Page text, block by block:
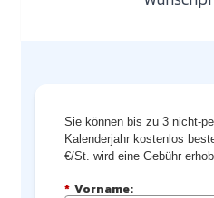
Sie können bis zu 3 nicht-
Kalenderjahr kostenlos
€/St. wird eine Gebühr
* Vorname: